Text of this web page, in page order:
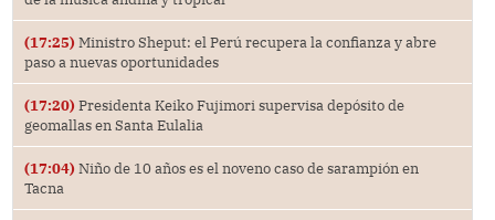
(17:25) Ministro Sheput: el Perú recupera la confianza y abre
paso a nuevas oportunidades
(17:20) Presidenta Keiko Fujimori supervisa depósito de
geomallas en Santa Eulalia
(17:04) Niño de 10 años es el noveno caso de sarampión en
Tacna